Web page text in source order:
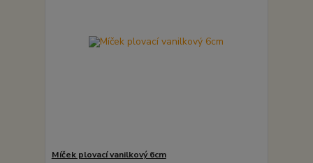
Míček plovací vanilkový 6cm